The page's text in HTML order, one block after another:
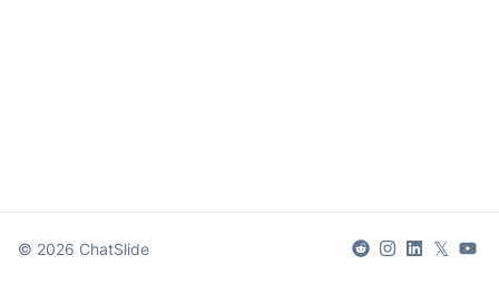
© 2026 ChatSlide 𝕏